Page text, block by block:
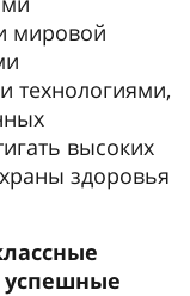
мировой
технологиями,
высоких
здоровья
успешные